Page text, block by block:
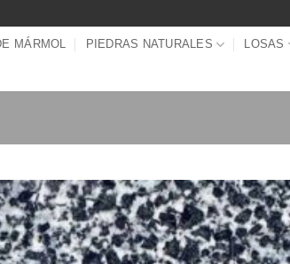
MÁRMOL PIEDRAS NATURALES LOSAS